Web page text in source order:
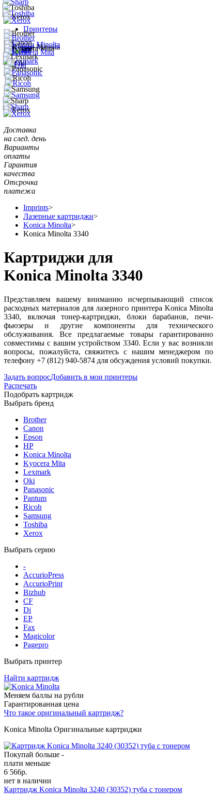
Принтеры
Доставка
на след. день
Варианты
оплаты
Гарантия
качества
Отсрочка
платежа
Imprints>
Лазерные картриджи>
Konica Minolta>
Konica Minolta 3340
Картриджи для
Konica Minolta 3340
Представляем вашему вниманию исчерпывающий список
расходных материалов для лазерного принтера Konica Minolta
3340, включая тонер-картриджи, блоки барабанов, печи-
фьюзеры и другие компоненты для технического
обслуживания. Все предлагаемые товары гарантированно
совместимы с вашим устройством 3340. Если у вас возникли
вопросы, пожалуйста, свяжитесь с нашим менеджером по
телефону +7 (812) 940-5874 для обсуждения условий покупки.
Задать вопросДобавить в мои принтеры
Распечать
Подобрать картридж
Выбрать бренд
Brother
Canon
Epson
HP
Konica Minolta
Kyocera Mita
Lexmark
Oki
Panasonic
Pantum
Ricoh
Samsung
Toshiba
Xerox
Выбрать серию
-
AccurioPress
AccurioPrint
Bizhub
CF
Di
EP
Fax
Magicolor
Pagepro
Выбрать принтер
Найти картридж
Меняем баллы на рубли
Гарантированная цена
Что такое оригинальный картридж?
Konica Minolta Оригинальные картриджи
Покупай больше -
плати меньше
6 566р.
нет в наличии
Картридж Konica Minolta 3240 (30352) туба с тонером